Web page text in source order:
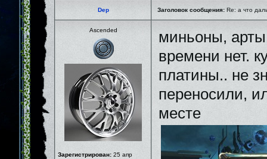
Dep Заголовок сообщения: Re: а что
Ascended
Зарегистрирован: 25 апр
миньоны,
времени нет.
платины.. не
переносили,
месте